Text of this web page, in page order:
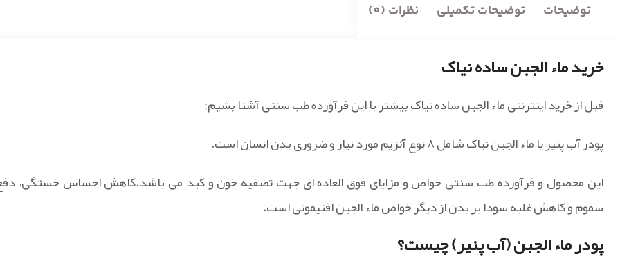
توضیحات توضیحات تکمیلی نظرات (0)
خرید ماء الجبن ساده نیاک
قبل از خرید اینترنتی ماء الجبن ساده نیاک بیشتر با این فرآورده طب سنتی آشنا بشیم:
پودر آب پنیر یا ماء الجبن نیاک شامل ۸ نوع آنزیم مورد نیاز و ضروری بدن انسان است.
این محصول و فرآورده طب سنتی خواص و مزایای فوق العاده ای جهت تصفیه خون و کبد می باشد.کاهش احساس خستگی،
سموم و کاهش غلبه سودا بر بدن از دیگر خواص ماء الجبن افتیمونی است.
پودر ماء الجبن (آب پنیر) چیست؟